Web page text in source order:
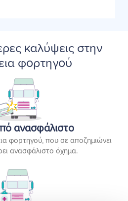
καλύψεις στην
φορτηγού
ανασφάλιστο
φορτηγού, που σε αποζημιώνει
ανασφάλιστο όχημα.